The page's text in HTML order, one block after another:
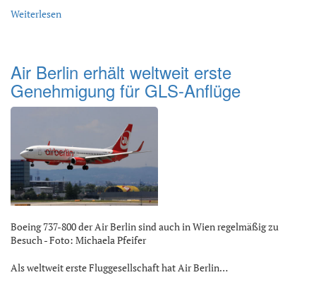
Weiterlesen
Air Berlin erhält weltweit erste
Genehmigung für GLS-Anflüge
Boeing 737-800 der Air Berlin sind auch in Wien regelmäßig zu
Besuch - Foto: Michaela Pfeifer
Als weltweit erste Fluggesellschaft hat Air Berlin…